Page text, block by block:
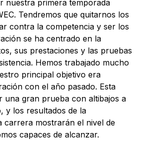
nuestra primera temporada
Tendremos que quitarnos los
contra la competencia y ser los
se ha centrado en la
sus prestaciones y las pruebas
Hemos trabajado mucho
principal objetivo era
con el año pasado. Esta
una gran prueba con altibajos a
y los resultados de la
carrera mostrarán el nivel de
capaces de alcanzar.